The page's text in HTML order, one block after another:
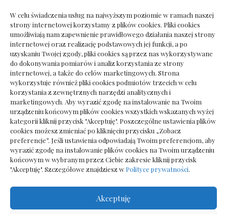
W celu świadczenia usług na najwyższym poziomie w ramach naszej
strony internetowej korzystamy z plików cookies. Pliki cookies
umożliwiają nam zapewnienie prawidłowego działania naszej strony
internetowej oraz realizację podstawowych jej funkcji, a po
uzyskaniu Twojej zgody, pliki cookies są przez nas wykorzystywane
do dokonywania pomiarów i analiz korzystania ze strony
internetowej, a także do celów marketingowych. Strona
wykorzystuje również pliki cookies podmiotów trzecich w celu
korzystania z zewnętrznych narzędzi analitycznych i
marketingowych. Aby wyrazić zgodę na instalowanie na Twoim
urządzeniu końcowym plików cookies wszystkich wskazanych wyżej
kategorii kliknij przycisk "Akceptuję". Poszczególne ustawienia plików
cookies możesz zmieniać po kliknięciu przycisku „Zobacz
preferencje”. Jeśli ustawienia odpowiadają Twoim preferencjom, aby
wyrazić zgodę na instalowanie plików cookies na Twoim urządzeniu
końcowym w wybranym przez Ciebie zakresie kliknij przycisk
"Akceptuję". Szczegółowe znajdziesz w Polityce prywatności.
Akceptuję
Deska podłogowa do salonu: jak wybrać bez
pośpiechu